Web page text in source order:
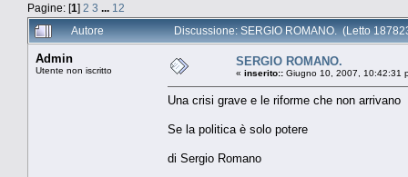
Pagine: [1] 2 3 ... 12
Autore
Discussione: SERGIO ROMANO. (Letto
Admin
Utente non iscritto
SERGIO ROMANO.
« inserito:: Giugno 10, 2007, 10:42:31
Una crisi grave e le riforme che non arrivano
Se la politica è solo potere
di Sergio Romano